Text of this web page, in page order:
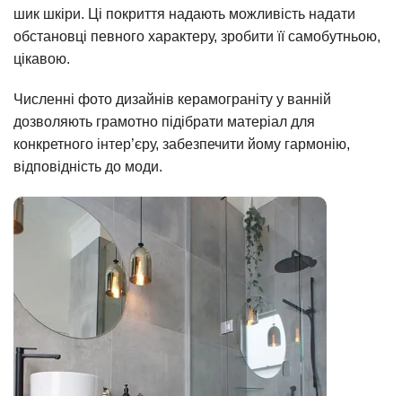
шик шкіри. Ці покриття надають можливість надати
обстановці певного характеру, зробити її самобутньою,
цікавою.
Численні фото дизайнів керамограніту у ванній
дозволяють грамотно підібрати матеріал для
конкретного інтер’єру, забезпечити йому гармонію,
відповідність до моди.